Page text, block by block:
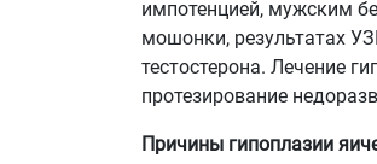
импотенцией, мужским
мошонки, результатах
тестостерона. Лечение
протезирование
Причины гипоплазии